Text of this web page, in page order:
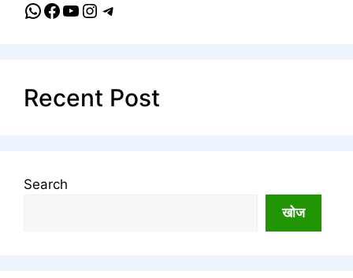
WhatsApp
Facebook
YouTube
Instagram
Telegram
Recent Post
Search
खोज